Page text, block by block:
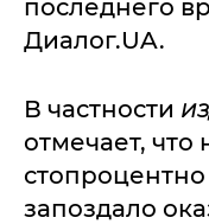
последнего
Диалог.UA.
В частности
отмечает,
запоздало